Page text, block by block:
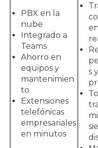
PBX en la
nube
Integrado a
Teams
Ahorro en
equipos y
mantenimien
to
Extensiones
telefónicas
empresariales
en minutos
s y